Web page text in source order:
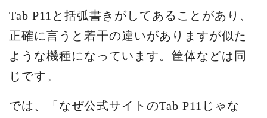
Tab P11と括弧書きがしてあることがあり、
正確に言うと若干の違いがありますが似た
ような機種になっています。筐体などは同
じです。
では、「なぜ公式サイトのTab P11じゃな